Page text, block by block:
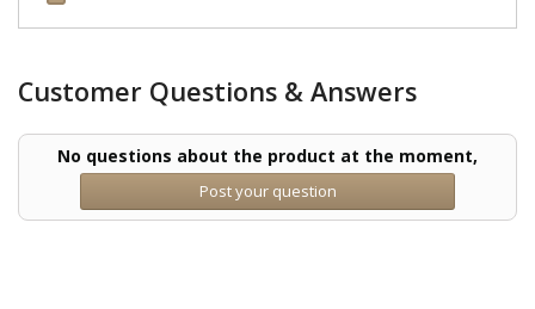
Customer Questions & Answers
No questions about the product at the moment,
Post your question